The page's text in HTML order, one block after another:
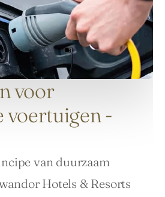
voor
voertuigen -
van duurzaam
Hotels & Resorts